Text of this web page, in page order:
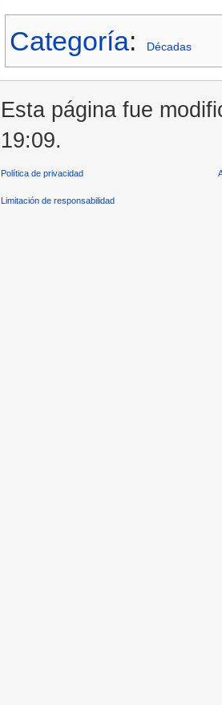
Categoría: Décadas
Esta página fue
19:09.
Política de privacidad
Limitación de responsabilidad